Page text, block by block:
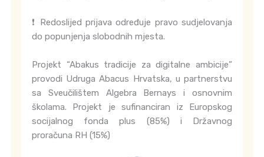
❗ Redoslijed prijava određuje pravo sudjelovanja
do popunjenja slobodnih mjesta.
Projekt “Abakus tradicije za digitalne ambicije”
provodi Udruga Abacus Hrvatska, u partnerstvu
sa Sveučilištem Algebra Bernays i osnovnim
školama. Projekt je sufinanciran iz Europskog
socijalnog fonda plus (85%) i Državnog
proračuna RH (15%)